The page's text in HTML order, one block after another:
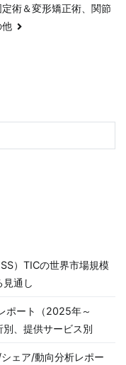
術＆変形矯正術、関節
他
）TICの世界市場規模
通し
ポート（2025年～
、提供サービス別
ェア/動向分析レポー